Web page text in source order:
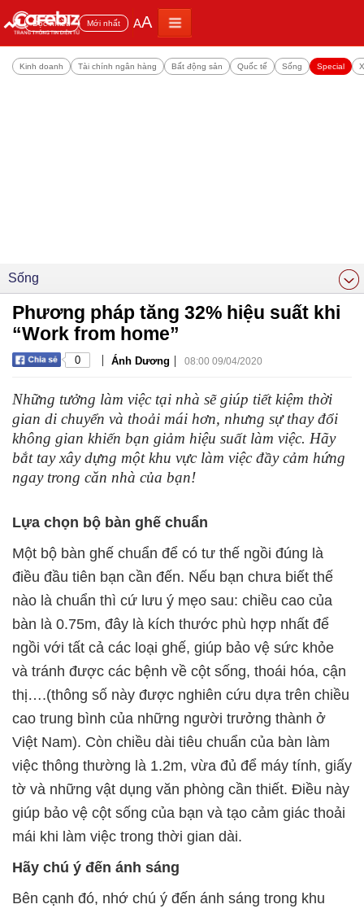
Đọc nhiều Mới nhất AA
Kinh doanh Tài chính ngân hàng Bất động sản Quốc tế Sống Special
Sống
Phương pháp tăng 32% hiệu suất khi
“Work from home”
0 | Ánh Dương | 08:00 09/04/2020
Những tưởng làm việc tại nhà sẽ giúp tiết kiệm thời
gian di chuyển và thoải mái hơn, nhưng sự thay đổi
không gian khiến bạn giảm hiệu suất làm việc. Hãy
bắt tay xây dựng một khu vực làm việc đầy cảm hứng
ngay trong căn nhà của bạn!
Lựa chọn bộ bàn ghế chuẩn
Một bộ bàn ghế chuẩn để có tư thế ngồi đúng là
điều đầu tiên bạn cần đến. Nếu bạn chưa biết thế
nào là chuẩn thì cứ lưu ý mẹo sau: chiều cao của
bàn là 0.75m, đây là kích thước phù hợp nhất để
ngồi với tất cả các loại ghế, giúp bảo vệ sức khỏe
và tránh được các bệnh về cột sống, thoái hóa, cận
thị….(thông số này được nghiên cứu dựa trên chiều
cao trung bình của những người trưởng thành ở
Việt Nam). Còn chiều dài tiêu chuẩn của bàn làm
việc thông thường là 1.2m, vừa đủ để máy tính, giấy
tờ và những vật dụng văn phòng cần thiết. Điều này
giúp bảo vệ cột sống của bạn và tạo cảm giác thoải
mái khi làm việc trong thời gian dài.
Hãy chú ý đến ánh sáng
Bên cạnh đó, nhớ chú ý đến ánh sáng trong khu